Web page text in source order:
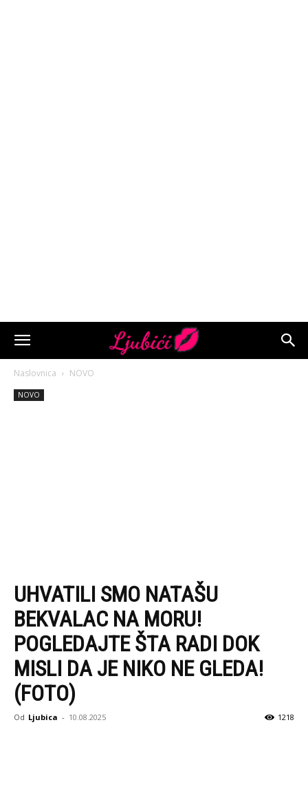
Naslovnica NOVO
NOVO
UHVATILI SMO NATAŠU
BEKVALAC NA MORU!
POGLEDAJTE ŠTA RADI DOK
MISLI DA JE NIKO NE GLEDA!
(FOTO)
Od Ljubica - 10.08.2025 1218